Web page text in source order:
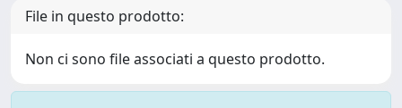
File in questo prodotto:
Non ci sono file associati a questo prodotto.